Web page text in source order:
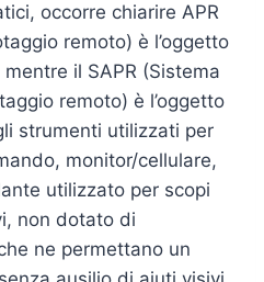
occorre chiarire APR
remoto) è l’oggetto
il SAPR (Sistema
remoto) è l’oggetto
strumenti utilizzati per
monitor/cellulare,
utilizzato per scopi
non dotato di
ne permettano un